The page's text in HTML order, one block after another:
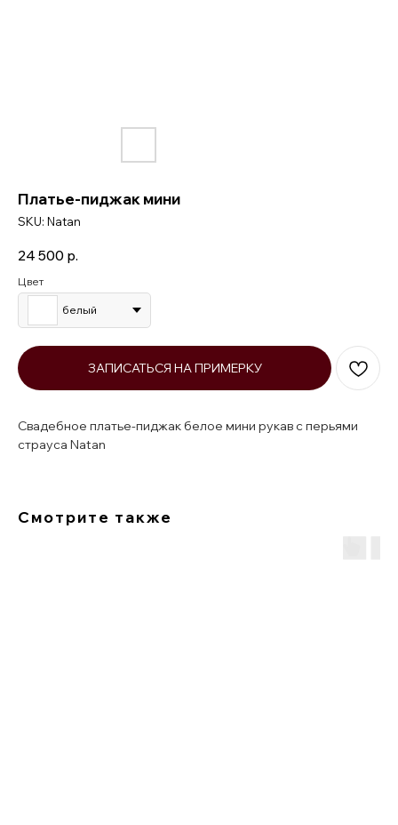
Платье-пиджак мини
SKU: Natan
24 500 р.
Цвет
белый
ЗАПИСАТЬСЯ НА ПРИМЕРКУ
Свадебное платье-пиджак белое мини рукав с перьями
страуса Natan
Смотрите также